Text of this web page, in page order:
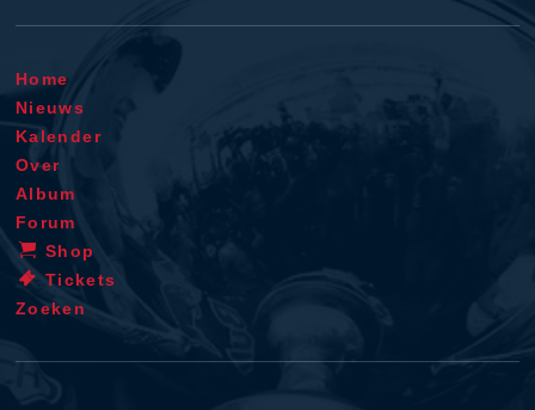
Home
Nieuws
Kalender
Over
Album
Forum
Shop
Tickets
Zoeken